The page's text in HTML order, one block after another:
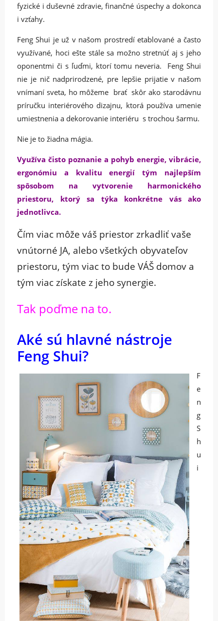
fyzické i duševné zdravie, finančné úspechy a dokonca
i vzťahy.
Feng Shui je už v našom prostredí etablované a často
využívané, hoci ešte stále sa možno stretnúť aj s jeho
oponentmi či s ľuďmi, ktorí tomu neveria. Feng Shui
nie je nič nadprirodzené, pre lepšie prijatie v našom
vnímaní sveta, ho môžeme brať skôr ako starodávnu
príručku interiérového dizajnu, ktorá používa umenie
umiestnenia a dekorovanie interiéru s trochou šarmu.
Nie je to žiadna mágia.
Využíva čisto poznanie a pohyb energie, vibrácie,
ergonómiu a kvalitu energií tým najlepším
spôsobom na vytvorenie harmonického
priestoru, ktorý sa týka konkrétne vás ako
jednotlivca.
Čím viac môže váš priestor zrkadliť vaše
vnútorné JA, alebo všetkých obyvateľov
priestoru, tým viac to bude VÁŠ domov a
tým viac získate z jeho synergie.
Tak poďme na to.
Aké sú hlavné nástroje
Feng Shui?
F
e
n
g
S
h
u
i